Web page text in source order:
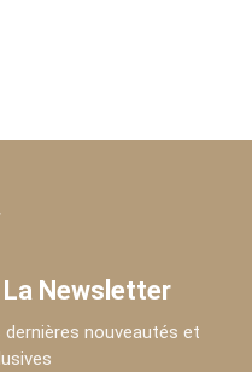
Newsletter
nouveautés et